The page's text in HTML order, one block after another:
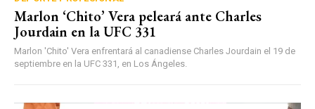
Marlon ‘Chito’ Vera peleará ante Charles
Jourdain en la UFC 331
Marlon 'Chito' Vera enfrentará al canadiense Charles Jourdain el 19 de
septiembre en la UFC 331, en Los Ángeles.